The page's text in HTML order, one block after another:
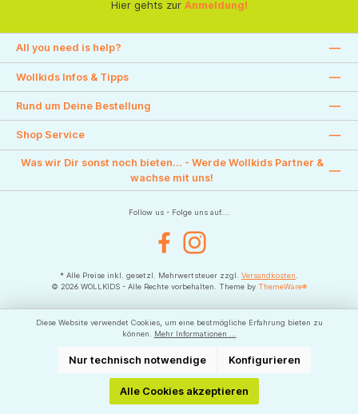
Hier gehts zur Anmeldung!
All you need is help?
Wollkids Infos & Tipps
Rund um Deine Bestellung
Shop Service
Was wir Dir sonst noch bieten... - Werde Wollkids Partner &
wachse mit uns!
Follow us - Folge uns auf....
FacebookInstagram
* Alle Preise inkl. gesetzl. Mehrwertsteuer zzgl. Versandkosten
© 2026 WOLLKIDS - Alle Rechte vorbehalten. Theme by ThemeWare®
Diese Website verwendet Cookies, um eine bestmögliche Erfahrung bieten zu
können.
Mehr Informationen ...
Nur technisch notwendige Konfigurieren
Alle Cookies akzeptieren